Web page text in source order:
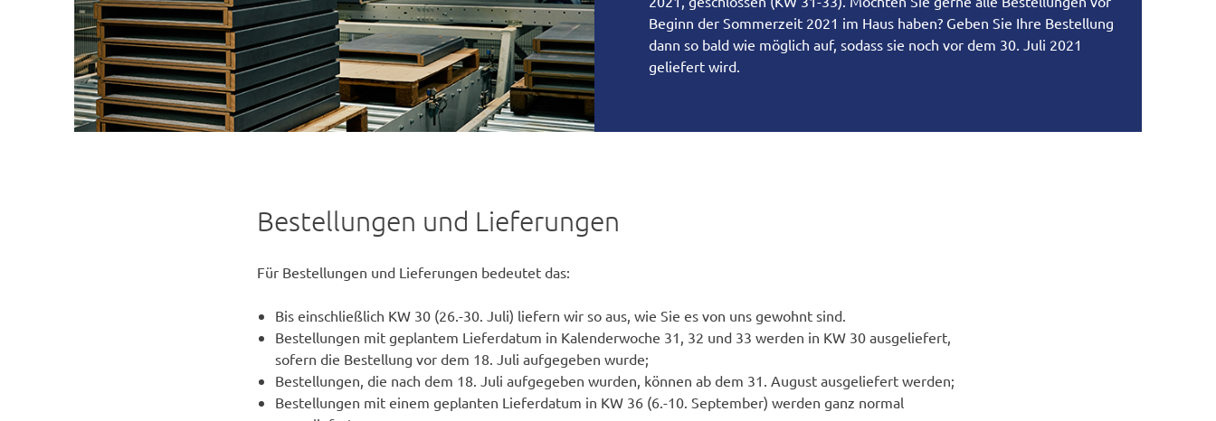
Beginn der Sommerzeit 2021 im Haus haben? Geben Sie Ihre Bestellung
dann so bald wie möglich auf, sodass sie noch vor dem 30. Juli 2021
geliefert wird.
Bestellungen und Lieferungen
Für Bestellungen und Lieferungen bedeutet das:
Bis einschließlich KW 30 (26.-30. Juli) liefern wir so aus, wie Sie es von uns gewohnt sind.
Bestellungen mit geplantem Lieferdatum in Kalenderwoche 31, 32 und 33 werden in KW 30 ausgeliefert,
sofern die Bestellung vor dem 18. Juli aufgegeben wurde;
Bestellungen, die nach dem 18. Juli aufgegeben wurden, können ab dem 31. August ausgeliefert werden;
Bestellungen mit einem geplanten Lieferdatum in KW 36 (6.-10. September) werden ganz normal